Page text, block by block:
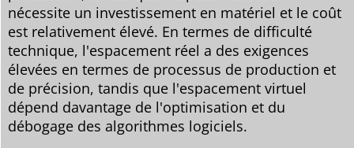
nécessite un investissement en matériel et le coût
est relativement élevé. En termes de difficulté
technique, l'espacement réel a des exigences
élevées en termes de processus de production et
de précision, tandis que l'espacement virtuel
dépend davantage de l'optimisation et du
débogage des algorithmes logiciels.